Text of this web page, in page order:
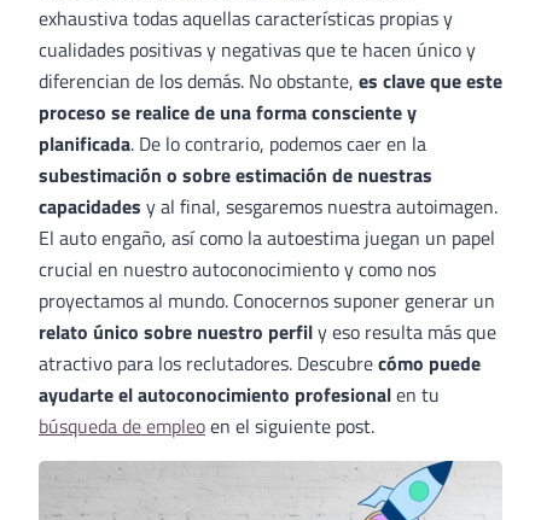
exhaustiva todas aquellas características propias y
cualidades positivas y negativas que te hacen único y
diferencian de los demás. No obstante, es clave que este
proceso se realice de una forma consciente y
planificada. De lo contrario, podemos caer en la
subestimación o sobre estimación de nuestras
capacidades y al final, sesgaremos nuestra autoimagen.
El auto engaño, así como la autoestima juegan un papel
crucial en nuestro autoconocimiento y como nos
proyectamos al mundo. Conocernos suponer generar un
relato único sobre nuestro perfily eso resulta más que
atractivo para los reclutadores. Descubrecómo puede
ayudarte el autoconocimiento profesionalen tu
búsqueda de empleoen el siguiente post.